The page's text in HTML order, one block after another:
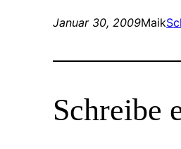
Januar 30, 2009Maik
Schreibe